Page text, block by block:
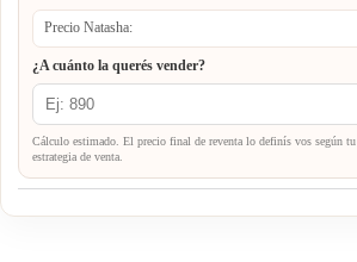
Precio Natasha:
¿A cuánto la querés vender?
Cálculo estimado. El precio final de reventa lo definís vos según
estrategia de venta.